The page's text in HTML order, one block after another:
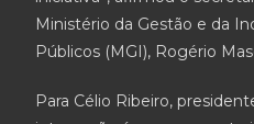
Ministério da Gestão e da
Públicos (MGI), Rogério
Para Célio Ribeiro,